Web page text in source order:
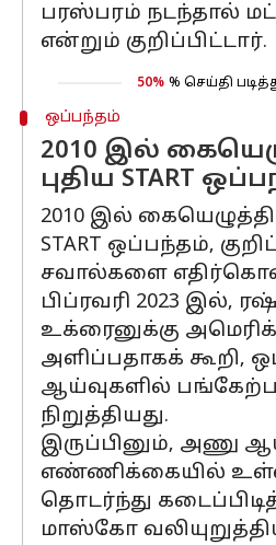
பரஸ்பரம் நடந்தால்
என்றும் குறிப்பிட்டார்.
50% % செய்தி
ஒப்பந்தம்
2010 இல்
புதிய START
2010 இல்
START ஒப்பந்தம்,
சவால்களை
பிப்ரவரி 2023 இல்,
உக்ரைனுக்கு
அளிப்பதாகக் கூறி,
ஆய்வுகளில்
நிறுத்தியது.
இருப்பினும், அணு
எண்ணிக்கையில்
தொடர்ந்து
மாஸ்கோ